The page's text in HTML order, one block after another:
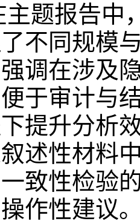
报告中，
不同规模
调在涉及
于审计与
提升分析
述性材料
致性检验
作性建议